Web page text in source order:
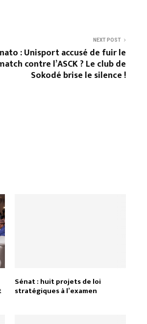
NEXT POST
: Unisport accusé de fuir le
contre l’ASCK ? Le club de
Sokodé brise le silence !
Sénat : huit projets de loi
stratégiques à l’examen